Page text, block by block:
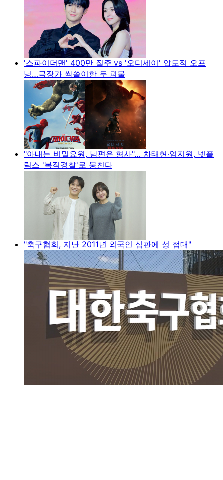
'스파이더맨' 400만 질주 vs '오디세이' 압도적 오프
닝…극장가 싹쓸이한 두 괴물
"아내는 비밀요원, 남편은 형사"… 차태현·엄지원, 넷플
릭스 '복직경찰'로 뭉친다
"축구협회, 지난 2011년 외국인 심판에 성 접대"